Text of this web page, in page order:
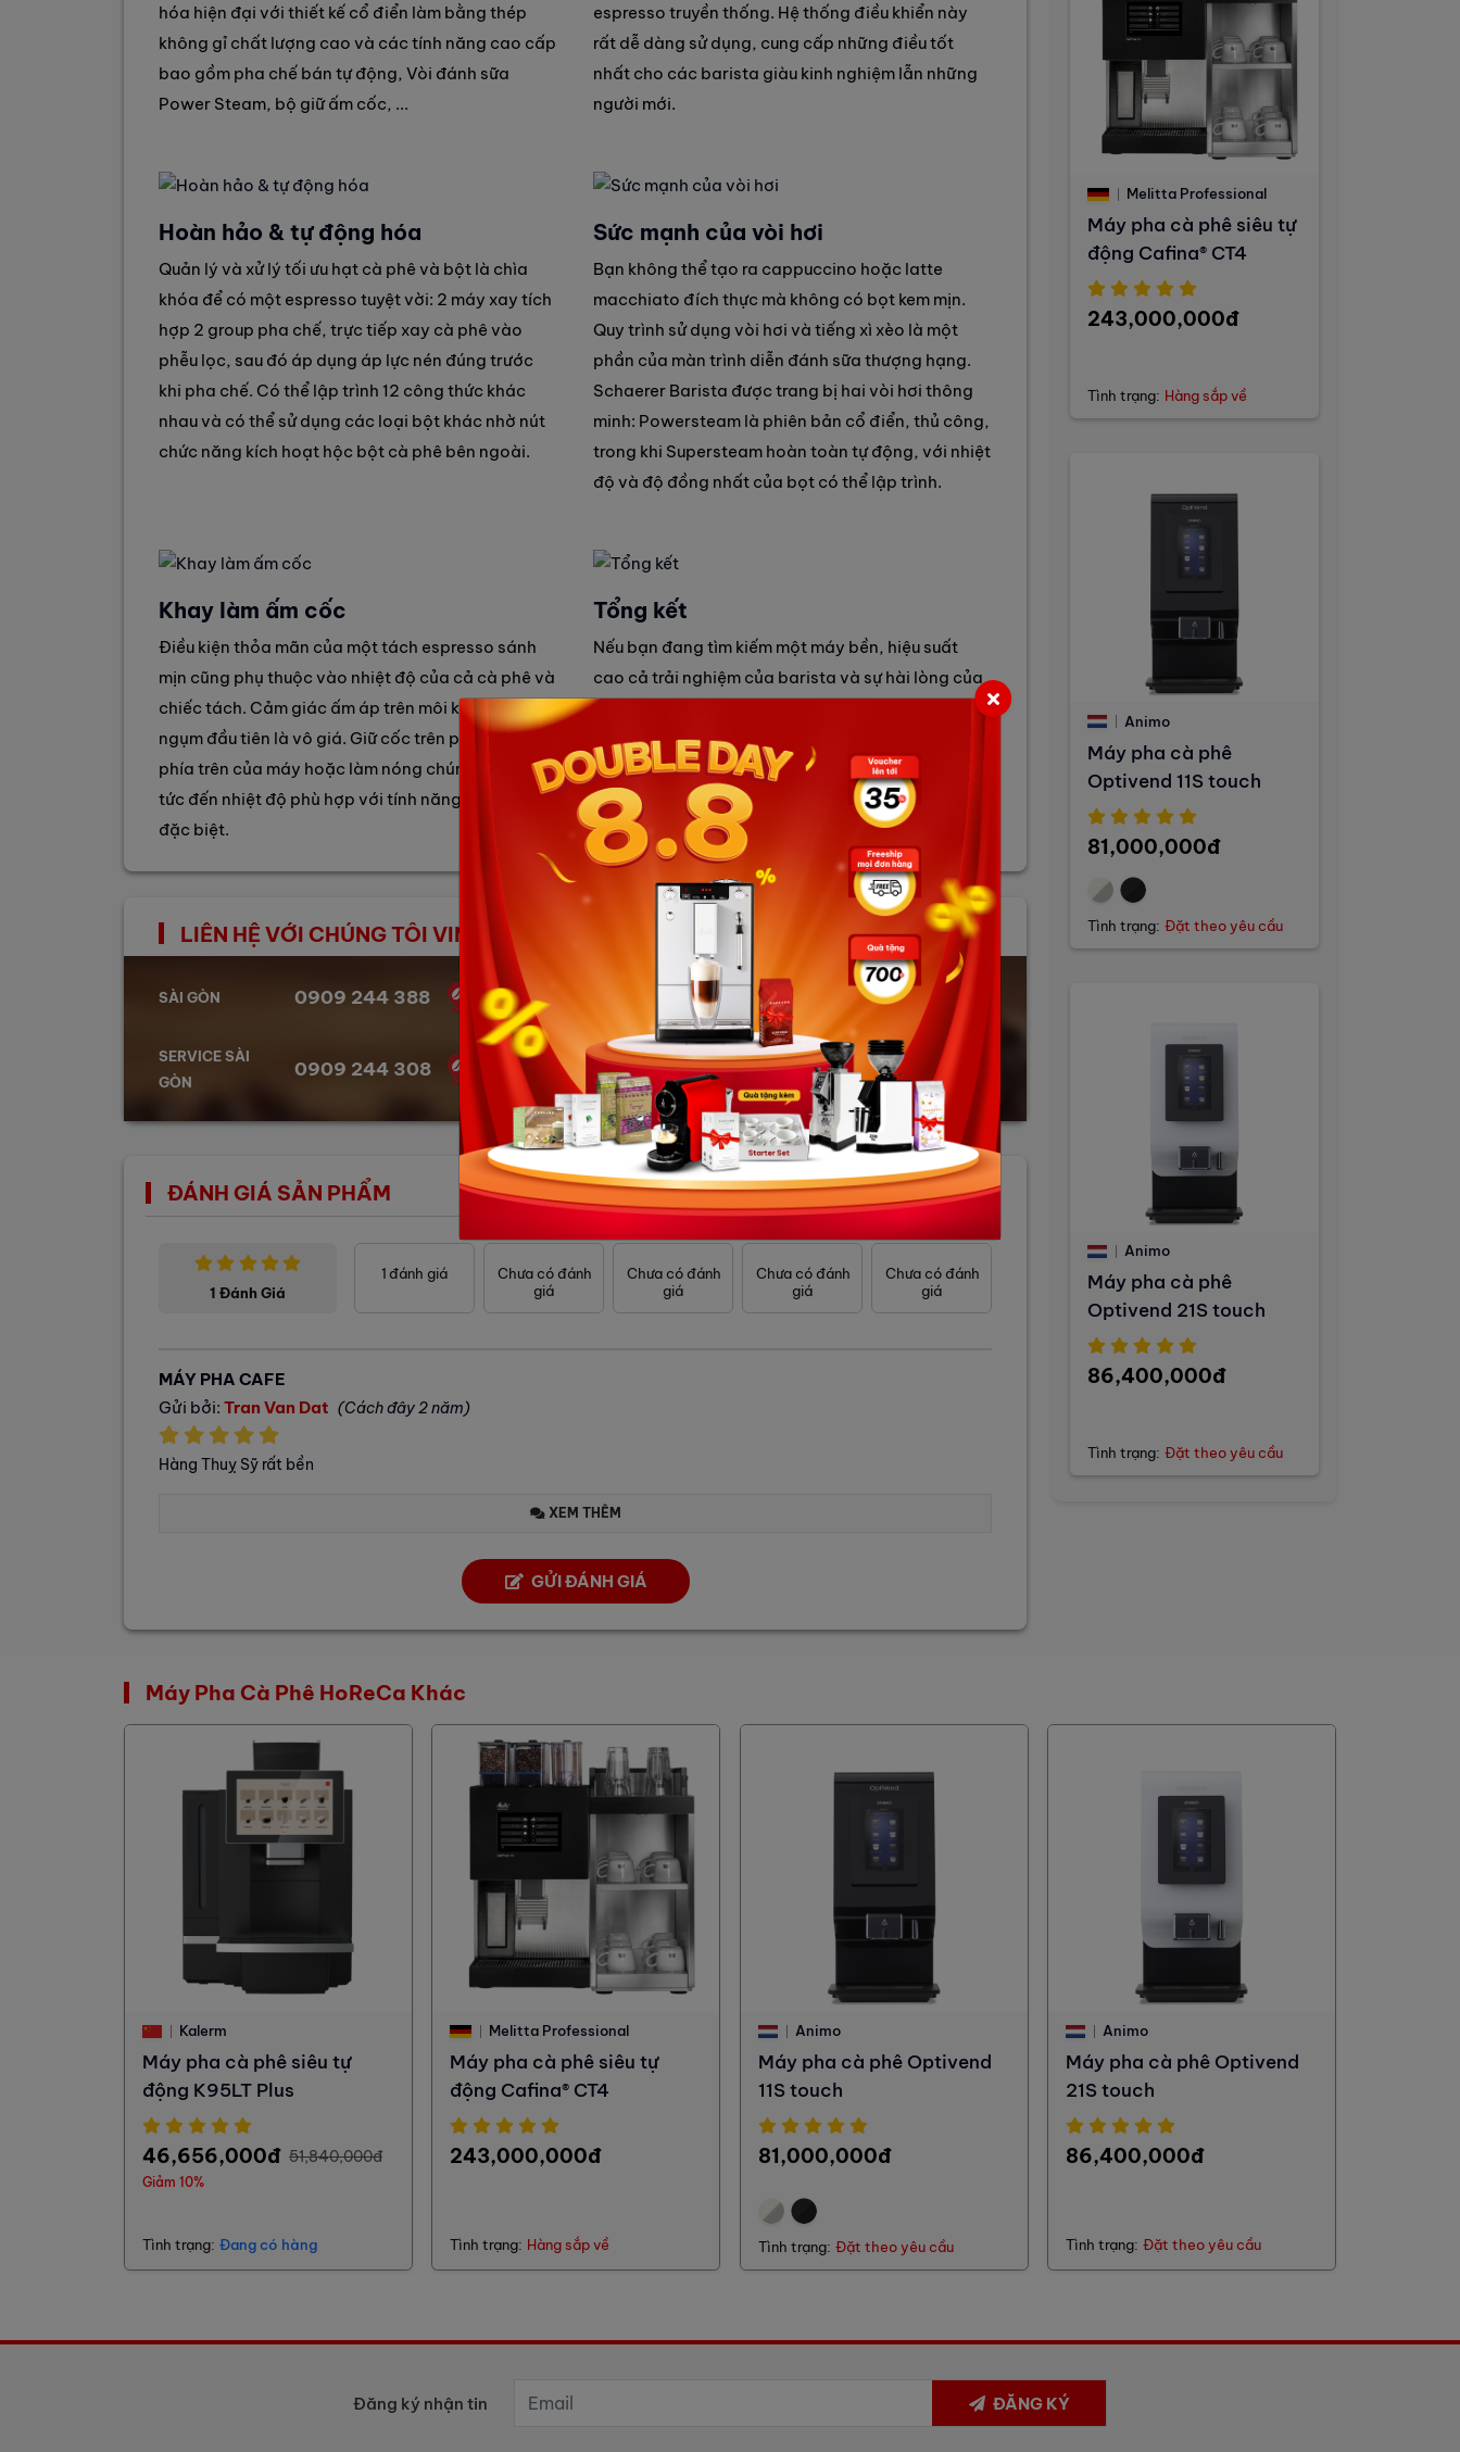
hóa hiện đại với thiết kế cổ điển làm bằng thép
không gỉ chất lượng cao và các tính năng cao cấp
bao gồm pha chế bán tự động, Vòi đánh sữa
Power Steam, bộ giữ ấm cốc, ...
espresso truyền thống. Hệ thống điều khiển này
rất dễ dàng sử dụng, cung cấp những điều tốt
nhất cho các barista giàu kinh nghiệm lẫn những
người mới.
Hoàn hảo & tự động hóa
Quản lý và xử lý tối ưu hạt cà phê và bột là chìa
khóa để có một espresso tuyệt vời: 2 máy xay tích
hợp 2 group pha chế, trực tiếp xay cà phê vào
phễu lọc, sau đó áp dụng áp lực nén đúng trước
khi pha chế. Có thể lập trình 12 công thức khác
nhau và có thể sử dụng các loại bột khác nhờ nút
chức năng kích hoạt hộc bột cà phê bên ngoài.
Sức mạnh của vòi hơi
Bạn không thể tạo ra cappuccino hoặc latte
macchiato đích thực mà không có bọt kem mịn.
Quy trình sử dụng vòi hơi và tiếng xì xèo là một
phần của màn trình diễn đánh sữa thượng hạng.
Schaerer Barista được trang bị hai vòi hơi thông
minh: Powersteam là phiên bản cổ điển, thủ công,
trong khi Supersteam hoàn toàn tự động, với nhiệt
độ và độ đồng nhất của bọt có thể lập trình.
Khay làm ấm cốc
Điều kiện thỏa mãn của một tách espresso sánh
mịn cũng phụ thuộc vào nhiệt độ của cả cà phê và
chiếc tách. Cảm giác ấm áp trên môi khi uống
ngụm đầu tiên là vô giá. Giữ cốc trên phần làm ấm
phía trên của máy hoặc làm nóng chúng ngay lập
tức đến nhiệt độ phù hợp với tính năng SteamIT
đặc biệt.
Tổng kết
Nếu bạn đang tìm kiếm một máy bền, hiệu suất
cao cả trải nghiệm của barista và sự hài lòng của
khách hàng, Schaerer Barista là lựa chọn lý
tưởng. Với khả năng pha chế bán tự động, hệ
thống sữa tích hợp, bộ giữ ấm cốc, ... nó đảm bảo
tính nhất quán và tốc độ cao mà không ảnh hưởng
đến chất lượng cà phê.
LIÊN HỆ VỚI CHÚNG TÔI VINBARISTA.COM
SÀI GÒN 0909 244 388
SERVICE SÀI
GÒN
0909 244 308
0907 838 395
SERVICE HÀ NỘI 0903 775 286
ĐÁNH GIÁ SẢN PHẨM Gửi đánh giá
1 Đánh Giá
1 đánh giá
Chưa có đánh
giá
Chưa có đánh
giá
Chưa có đánh
giá
Chưa có đánh
giá
MÁY PHA CAFE
Gửi bởi: Tran Van Dat (Cách đây 2 năm)
Hàng Thuỵ Sỹ rất bền
XEM THÊM
GỬI ĐÁNH GIÁ
Melitta Professional
Máy pha cà phê siêu tự
động Cafina® CT4
243,000,000đ
Tình trạng: Hàng sắp về
Animo
Máy pha cà phê
Optivend 11S touch
81,000,000đ
Tình trạng: Đặt theo yêu cầu
Animo
Máy pha cà phê
Optivend 21S touch
86,400,000đ
Tình trạng: Đặt theo yêu cầu
Máy Pha Cà Phê HoReCa Khác
Kalerm
Máy pha cà phê siêu tự
động K95LT Plus
46,656,000đ 51,840,000đ
Giảm 10%
Tình trạng: Đang có hàng
Melitta Professional
Máy pha cà phê siêu tự
động Cafina® CT4
243,000,000đ
Tình trạng: Hàng sắp về
Animo
Máy pha cà phê Optivend
11S touch
81,000,000đ
Tình trạng: Đặt theo yêu cầu
Animo
Máy pha cà phê Optivend
21S touch
86,400,000đ
Tình trạng: Đặt theo yêu cầu
Đăng ký nhận tin ĐĂNG KÝ